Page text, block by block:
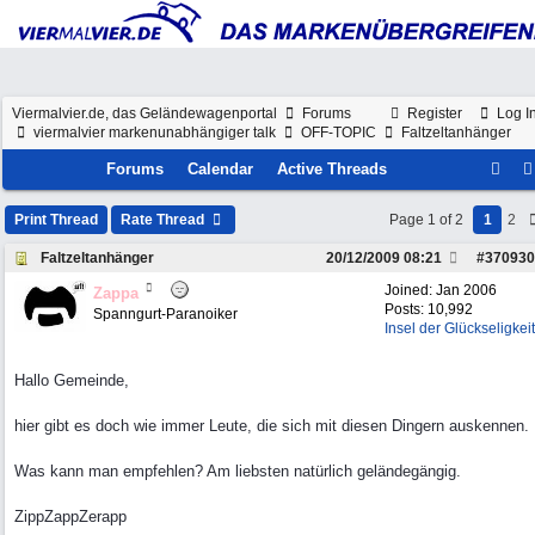
Register Log
Viermalvier.de, das Geländewagenportal
Forums
viermalvier markenunabhängiger talk
OFF-TOPIC Faltzeltanhänger
Forums Calendar Active Threads
Print Thread Rate Thread Page 1 of 2 1 2
Faltzeltanhänger #370930
20/12/2009 08:21
Joined: Jan 2006
Posts: 10,992
Insel der Glückseligkeit
Zappa
Spanngurt-Paranoiker
Hallo Gemeinde,
hier gibt es doch wie immer Leute, die sich mit diesen Dingern auskennen.
Was kann man empfehlen? Am liebsten natürlich geländegängig.
ZippZappZerapp